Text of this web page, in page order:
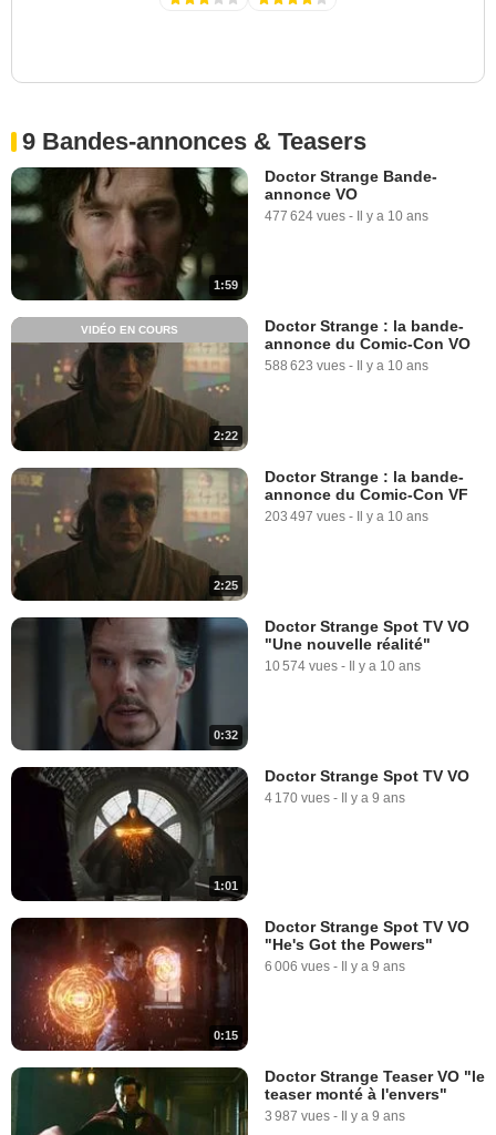
9 Bandes-annonces & Teasers
1:59
Doctor Strange Bande-
annonce VO
477 624 vues - Il y a 10 ans
2:22
VIDÉO EN COURS
Doctor Strange : la bande-
annonce du Comic-Con VO
588 623 vues - Il y a 10 ans
2:25
Doctor Strange : la bande-
annonce du Comic-Con VF
203 497 vues - Il y a 10 ans
0:32
Doctor Strange Spot TV VO
"Une nouvelle réalité"
10 574 vues - Il y a 10 ans
1:01
Doctor Strange Spot TV VO
4 170 vues - Il y a 9 ans
0:15
Doctor Strange Spot TV VO
"He's Got the Powers"
6 006 vues - Il y a 9 ans
Doctor Strange Teaser VO "le
teaser monté à l'envers"
3 987 vues - Il y a 9 ans